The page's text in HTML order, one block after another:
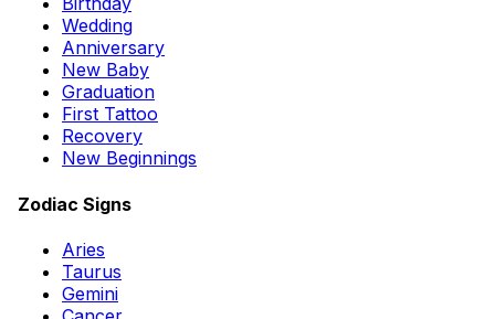
Wedding
Anniversary
New Baby
Graduation
First Tattoo
Recovery
New Beginnings
Zodiac Signs
Aries
Taurus
Gemini